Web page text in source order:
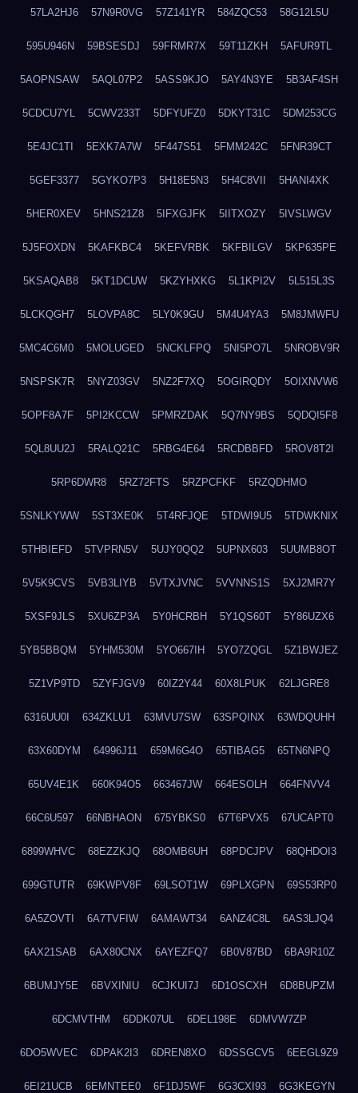
57LA2HJ6 57N9R0VG 57Z141YR 584ZQC53 58G12L5U
595U946N 59BSESDJ 59FRMR7X 59T11ZKH 5AFUR9TL
5AOPNSAW 5AQL07P2 5ASS9KJO 5AY4N3YE 5B3AF4SH
5CDCU7YL 5CWV233T 5DFYUFZ0 5DKYT31C 5DM253CG
5E4JC1TI 5EXK7A7W 5F447S51 5FMM242C 5FNR39CT
5GEF3377 5GYKO7P3 5H18E5N3 5H4C8VII 5HANI4XK
5HER0XEV 5HNS21Z8 5IFXGJFK 5IITXOZY 5IVSLWGV
5J5FOXDN 5KAFKBC4 5KEFVRBK 5KFBILGV 5KP635PE
5KSAQAB8 5KT1DCUW 5KZYHXKG 5L1KPI2V 5L515L3S
5LCKQGH7 5LOVPA8C 5LY0K9GU 5M4U4YA3 5M8JMWFU
5MC4C6M0 5MOLUGED 5NCKLFPQ 5NI5PO7L 5NROBV9R
5NSPSK7R 5NYZ03GV 5NZ2F7XQ 5OGIRQDY 5OIXNVW6
5OPF8A7F 5PI2KCCW 5PMRZDAK 5Q7NY9BS 5QDQI5F8
5QL8UU2J 5RALQ21C 5RBG4E64 5RCDBBFD 5ROV8T2I
5RP6DWR8 5RZ72FTS 5RZPCFKF 5RZQDHMO
5SNLKYWW 5ST3XE0K 5T4RFJQE 5TDWI9U5 5TDWKNIX
5THBIEFD 5TVPRN5V 5UJY0QQ2 5UPNX603 5UUMB8OT
5V5K9CVS 5VB3LIYB 5VTXJVNC 5VVNNS1S 5XJ2MR7Y
5XSF9JLS 5XU6ZP3A 5Y0HCRBH 5Y1QS60T 5Y86UZX6
5YB5BBQM 5YHM530M 5YO667IH 5YO7ZQGL 5Z1BWJEZ
5Z1VP9TD 5ZYFJGV9 60IZ2Y44 60X8LPUK 62LJGRE8
6316UU0I 634ZKLU1 63MVU7SW 63SPQINX 63WDQUHH
63X60DYM 64996J11 659M6G4O 65TIBAG5 65TN6NPQ
65UV4E1K 660K94O5 663467JW 664ESOLH 664FNVV4
66C6U597 66NBHAON 675YBKS0 67T6PVX5 67UCAPT0
6899WHVC 68EZZKJQ 68OMB6UH 68PDCJPV 68QHDOI3
699GTUTR 69KWPV8F 69LSOT1W 69PLXGPN 69S53RP0
6A5ZOVTI 6A7TVFIW 6AMAWT34 6ANZ4C8L 6AS3LJQ4
6AX21SAB 6AX80CNX 6AYEZFQ7 6B0V87BD 6BA9R10Z
6BUMJY5E 6BVXINIU 6CJKUI7J 6D1OSCXH 6D8BUPZM
6DCMVTHM 6DDK07UL 6DEL198E 6DMVW7ZP
6DO5WVEC 6DPAK2I3 6DREN8XO 6DSSGCV5 6EEGL9Z9
6EI21UCB 6EMNTEE0 6F1DJ5WF 6G3CXI93 6G3KEGYN